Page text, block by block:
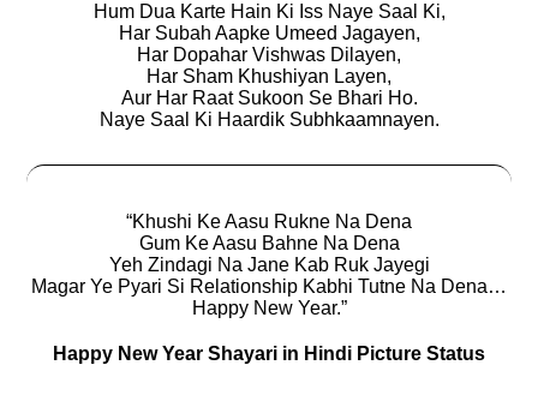
Hum Dua Karte Hain Ki Iss Naye Saal Ki,
Har Subah Aapke Umeed Jagayen,
Har Dopahar Vishwas Dilayen,
Har Sham Khushiyan Layen,
Aur Har Raat Sukoon Se Bhari Ho.
Naye Saal Ki Haardik Subhkaamnayen.
“Khushi Ke Aasu Rukne Na Dena
Gum Ke Aasu Bahne Na Dena
Yeh Zindagi Na Jane Kab Ruk Jayegi
Magar Ye Pyari Si Relationship Kabhi Tutne Na Dena…
Happy New Year.”
Happy New Year Shayari in Hindi Picture Status